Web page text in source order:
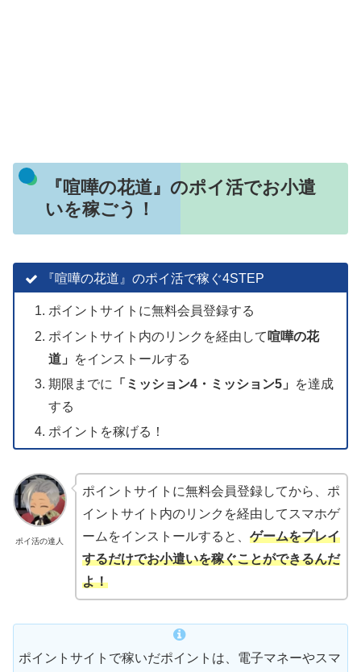
『喧嘩の花道』のポイ活でお小遣
いを稼ごう！
『喧嘩の花道』のポイ活で稼ぐ4STEP
ポイントサイトに無料会員登録する
ポイントサイト内のリンクを経由して 喧嘩の花
道」
をインストールする
期限までに
「 ミッション4・ミッション5」
を達成
する
ポイントを稼げる！
ポイ活の達人
ポイントサイトに無料会員登録してから、ポ
イントサイト内のリンクを経由してスマホゲ
ームをインストールすると、 ゲームをプレイ
するだけでお小遣いを稼ぐことができるんだ
よ！
ポイントサイトで稼いだポイントは、電子マネーやスマ